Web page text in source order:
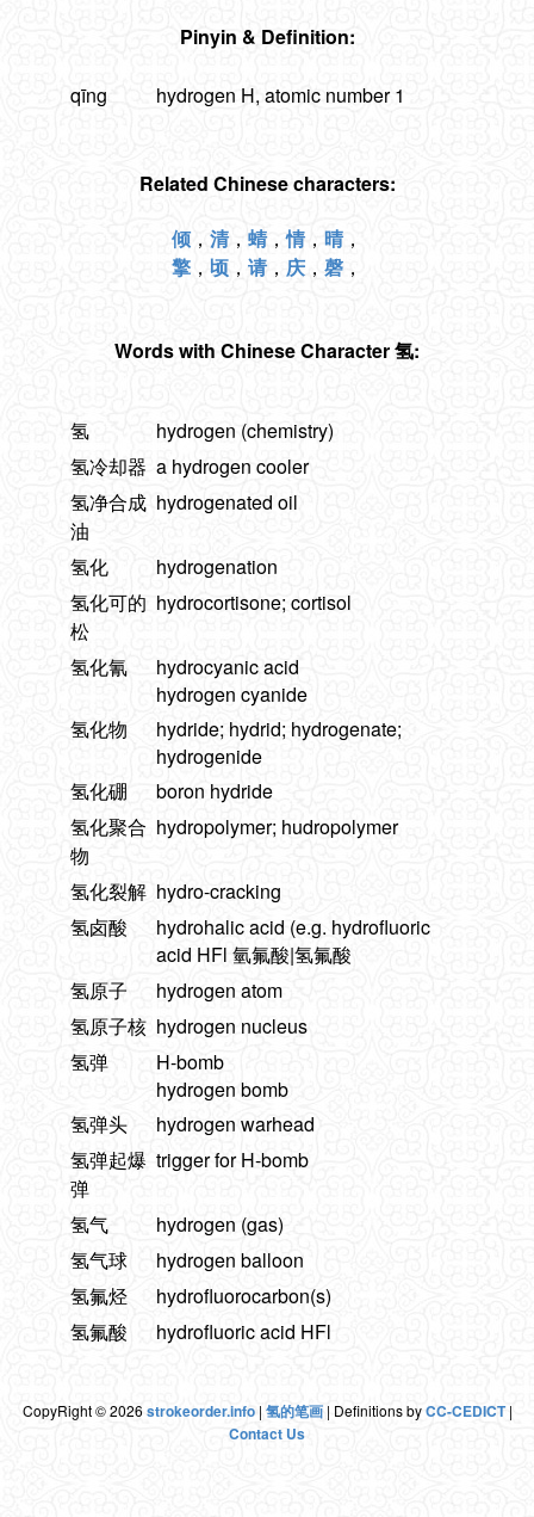
Pinyin & Definition:
qīng hydrogen H, atomic number 1
Related Chinese characters:
倾， 清， 蜻，情， 晴，
擎 ， 顷 ， 请， 庆 ， 磬 ，
Words with Chinese Character 氢:
氢
hydrogen (chemistry)
氢冷却器 a hydrogen cooler
氢净合成
油
hydrogenated oil
氢化
hydrogenation
氢化可的
松
hydrocortisone; cortisol
氢化氰
hydrocyanic acid
hydrogen cyanide
氢化物
hydride; hydrid; hydrogenate;
hydrogenide
氢化硼
boron hydride
氢化聚合
物
hydropolymer; hudropolymer
氢化裂解 hydro-cracking
氢卤酸
hydrohalic acid (e.g. hydrofluoric
acid HFl 氫氟酸|氢氟酸
氢原子
hydrogen atom
氢原子核 hydrogen nucleus
氢弹
H-bomb
hydrogen bomb
氢弹头
hydrogen warhead
氢弹起爆
弹
trigger for H-bomb
氢气
hydrogen (gas)
氢气球
hydrogen balloon
氢氟烃
hydrofluorocarbon(s)
氢氟酸
hydrofluoric acid HFl
CopyRight © 2026 strokeorder.info| 氢的笔画| Definitions byCC-CEDICT|
Contact Us